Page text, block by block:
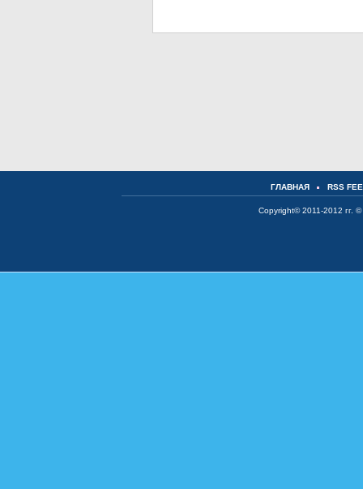
ГЛАВНАЯ RSS
Copyright© 2011-2012 гг. ©